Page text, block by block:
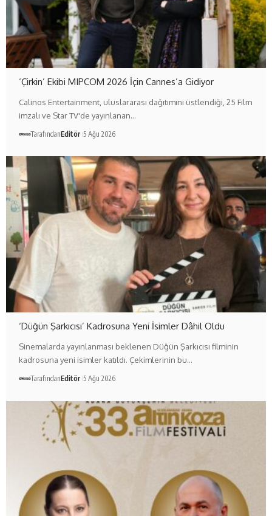
‘Çirkin’ Ekibi MIPCOM 2026 İçin Cannes’a Gidiyor
Calinos Entertainment, uluslararası dağıtımını üstlendiği, 25 Film
imzalı ve Star TV'de yayınlanan…
TarafındanEditör 5 Ağu 2026
‘Düğün Şarkıcısı’ Kadrosuna Yeni İsimler Dâhil Oldu
Sinemalarda yayınlanması beklenen Düğün Şarkıcısı filminin
kadrosuna yeni isimler katıldı. Çekimlerinin bu…
TarafındanEditör 5 Ağu 2026